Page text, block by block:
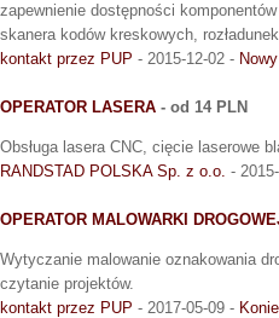
zapewnienie dostępności
skanera kodów kreskowych,
kontakt przez PUP - 2015-12-02 -
OPERATOR LASERA - od 14 PLN
Obsługa lasera CNC, cięcie laserowe
RANDSTAD POLSKA Sp. z o.o. -
OPERATOR MALOWARKI
Wytyczanie malowanie oznakowania
czytanie projektów.
kontakt przez PUP - 2017-05-09 - Konie